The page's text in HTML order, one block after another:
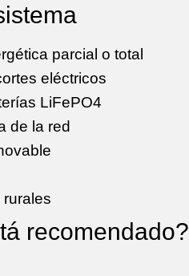
parcial o total
eléctricos
LiFePO4
de la red
recomendado?